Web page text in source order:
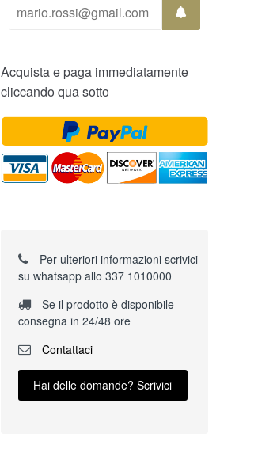
Acquista e paga immediatamente
cliccando qua sotto
Per ulteriori informazioni scrivici
su whatsapp allo 337 1010000
Se il prodotto è disponibile
consegna in 24/48 ore
Contattaci
Hai delle domande? Scrivici